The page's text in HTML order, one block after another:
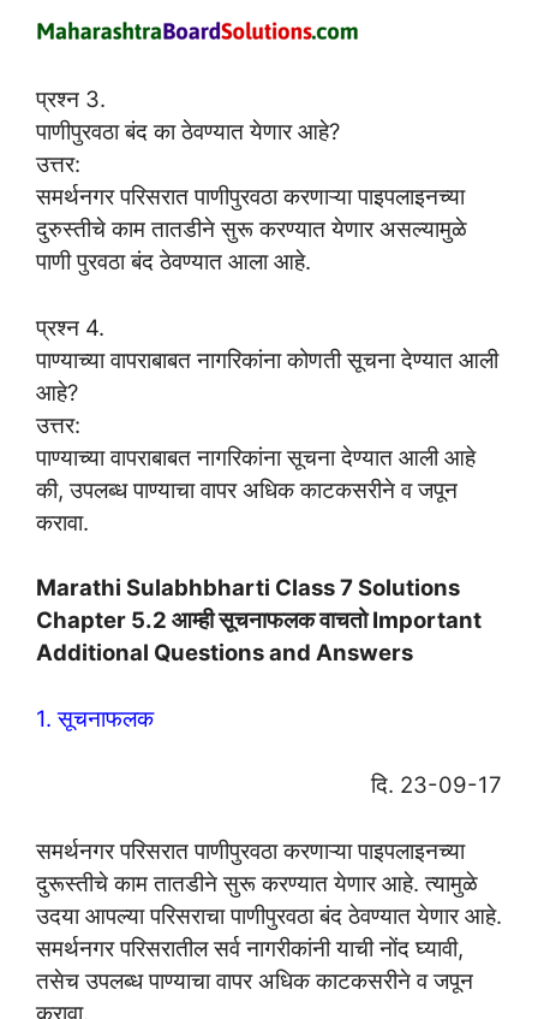
प्रश्न 3.
पाणीपुरवठा बंद का ठेवण्यात येणार आहे?
उत्तर:
समर्थनगर परिसरात पाणीपुरवठा करणाऱ्या पाइपलाइनच्या
दुरुस्तीचे काम तातडीने सुरू करण्यात येणार असल्यामुळे
पाणी पुरवठा बंद ठेवण्यात आला आहे.
प्रश्न 4.
पाण्याच्या वापराबाबत नागरिकांना कोणती सूचना देण्यात आली
आहे?
उत्तर:
पाण्याच्या वापराबाबत नागरिकांना सूचना देण्यात आली आहे
की, उपलब्ध पाण्याचा वापर अधिक काटकसरीने व जपून
करावा.
Marathi Sulabhbharti Class 7 Solutions
Chapter 5.2 आम्ही सूचनाफलक वाचतो Important
Additional Questions and Answers
1. सूचनाफलक
दि. 23-09-17
समर्थनगर परिसरात पाणीपुरवठा करणाऱ्या पाइपलाइनच्या
दुरूस्तीचे काम तातडीने सुरू करण्यात येणार आहे. त्यामुळे
उदया आपल्या परिसराचा पाणीपुरवठा बंद ठेवण्यात येणार आहे.
समर्थनगर परिसरातील सर्व नागरीकांनी याची नोंद घ्यावी,
तसेच उपलब्ध पाण्याचा वापर अधिक काटकसरीने व जपून
करावा.